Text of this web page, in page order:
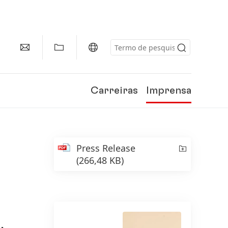
Carreiras Imprensa
Press Release
(266,48 KB)